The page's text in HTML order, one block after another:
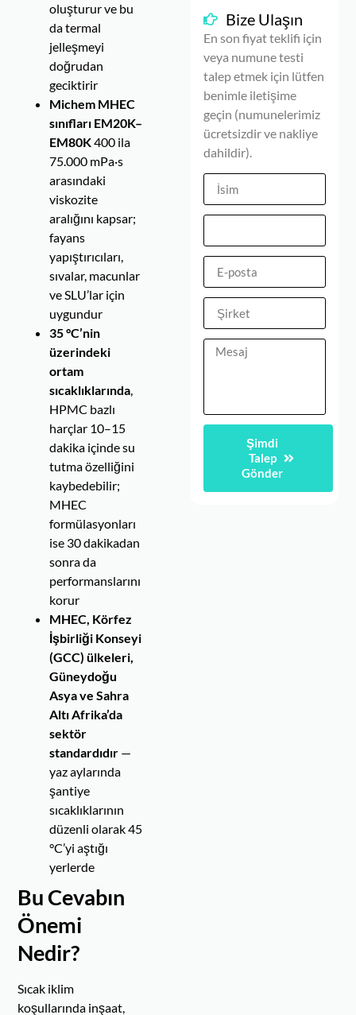
oluşturur ve bu
da termal
jelleşmeyi
doğrudan
geciktirir
Michem MHEC
sınıfları EM20K–
EM80K400 ila
75.000 mPa·s
arasındaki
viskozite
aralığını kapsar;
fayans
yapıştırıcıları,
sıvalar, macunlar
ve SLU’lar için
uygundur
35 °C’nin
üzerindeki
ortam
sıcaklıklarında,
HPMC bazlı
harçlar 10–15
dakika içinde su
tutma özelliğini
kaybedebilir;
MHEC
formülasyonları
ise 30 dakikadan
sonra da
performanslarını
korur
MHEC, Körfez
İşbirliği Konseyi
(GCC) ülkeleri,
Güneydoğu
Asya ve Sahra
Altı Afrika’da
sektör
standardıdır —
yaz aylarında
şantiye
sıcaklıklarının
düzenli olarak 45
°C’yi aştığı
yerlerde
Bu Cevabın
Önemi
Nedir?
Sıcak iklim
koşullarında inşaat,
Bize Ulaşın
En son fiyat teklifi için
veya numune testi
talep etmek için lütfen
benimle iletişime
geçin (numunelerimiz
ücretsizdir ve nakliye
dahildir).
Şimdi
Talep
Gönder